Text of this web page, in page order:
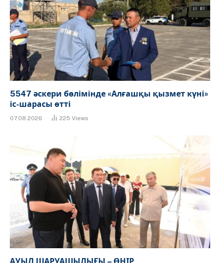
5547 әскери бөлімінде «Алғашқы қызмет күні»
іс-шарасы өтті
07.08.2026 225 Views